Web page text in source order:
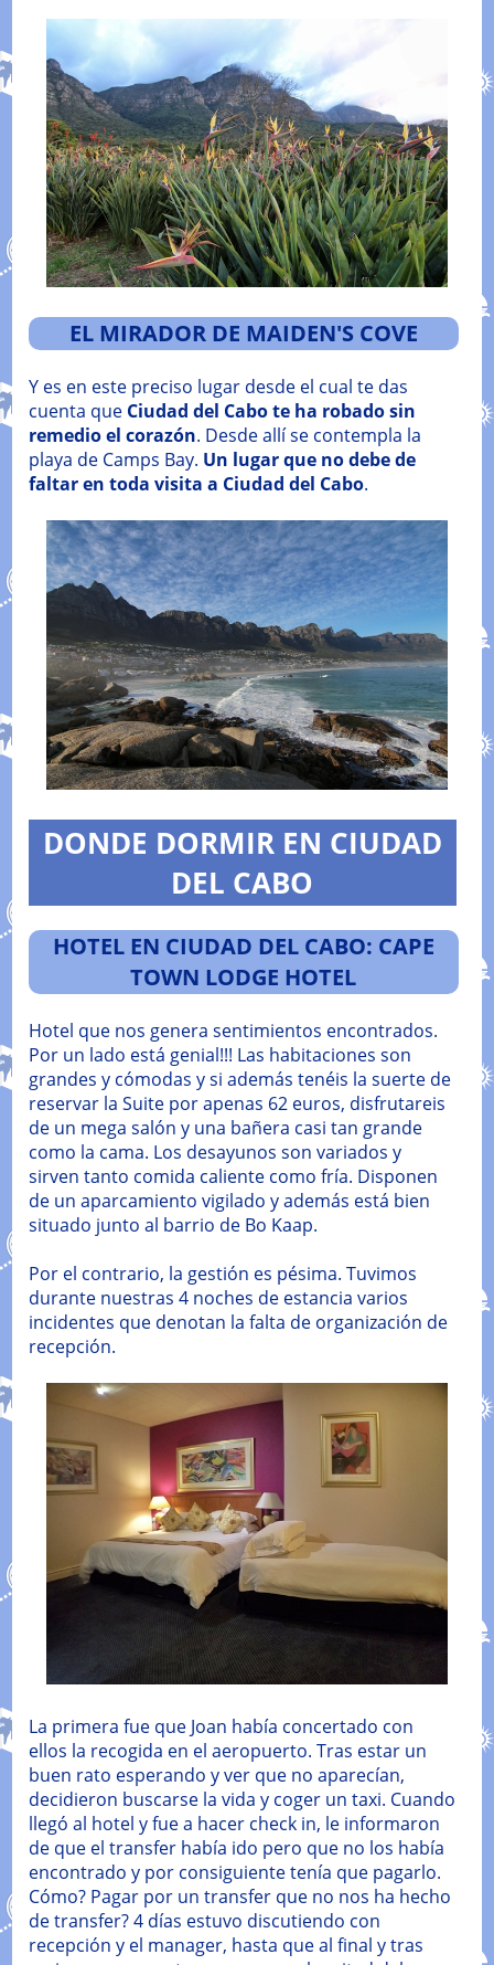
EL MIRADOR DE MAIDEN'S COVE
Y es en este preciso lugar desde el cual te das
cuenta que Ciudad del Cabo te ha robado sin
remedio el corazón. Desde allí se contempla la
playa de Camps Bay. Un lugar que no debe de
faltar en toda visita a Ciudad del Cabo.
DONDE DORMIR EN CIUDAD
DEL CABO
HOTEL EN CIUDAD DEL CABO: CAPE
TOWN LODGE HOTEL
Hotel que nos genera sentimientos encontrados.
Por un lado está genial!!! Las habitaciones son
grandes y cómodas y si además tenéis la suerte de
reservar la Suite por apenas 62 euros, disfrutareis
de un mega salón y una bañera casi tan grande
como la cama. Los desayunos son variados y
sirven tanto comida caliente como fría. Disponen
de un aparcamiento vigilado y además está bien
situado junto al barrio de Bo Kaap.
Por el contrario, la gestión es pésima. Tuvimos
durante nuestras 4 noches de estancia varios
incidentes que denotan la falta de organización de
recepción.
La primera fue que Joan había concertado con
ellos la recogida en el aeropuerto. Tras estar un
buen rato esperando y ver que no aparecían,
decidieron buscarse la vida y coger un taxi. Cuando
llegó al hotel y fue a hacer check in, le informaron
de que el transfer había ido pero que no los había
encontrado y por consiguiente tenía que pagarlo.
Cómo? Pagar por un transfer que no nos ha hecho
de transfer? 4 días estuvo discutiendo con
recepción y el manager, hasta que al final y tras